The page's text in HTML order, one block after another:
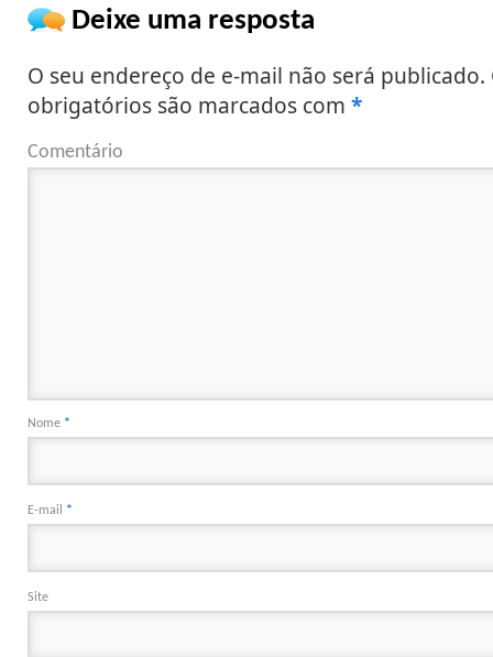
Deixe uma resposta
O seu endereço de e-mail não será publicado.
obrigatórios são marcados com *
Comentário
Nome *
E-mail *
Site